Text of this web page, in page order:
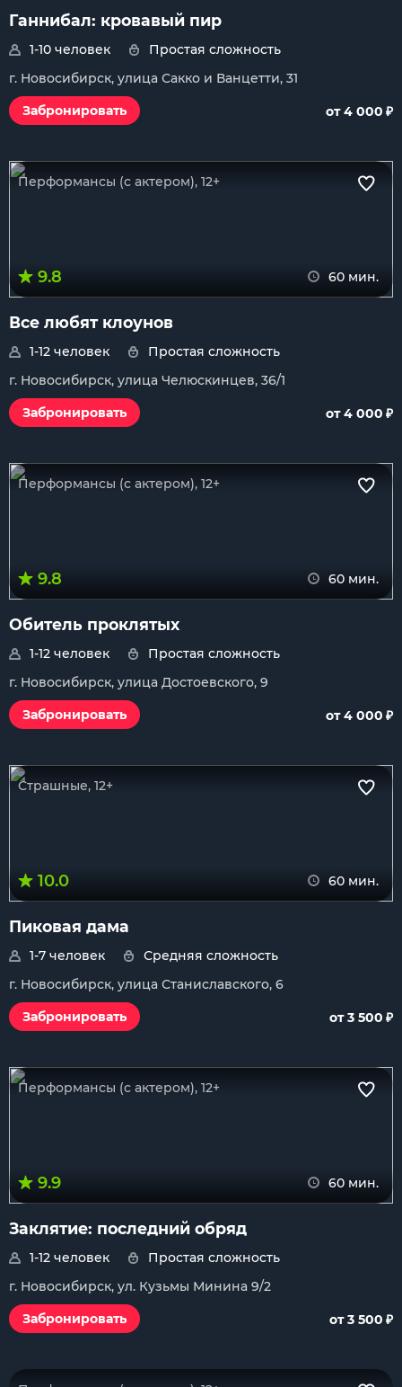
Ганнибал: кровавый пир
1-10 человек
Простая сложность
г. Новосибирск, улица Сакко и Ванцетти, 31
Забронировать
от 4 000 ₽
Перформансы (с актером), 12+
9.8 60 мин.
Все любят клоунов
1-12 человек
Простая сложность
г. Новосибирск, улица Челюскинцев, 36/1
Забронировать
от 4 000 ₽
Перформансы (с актером), 12+
9.8 60 мин.
Обитель проклятых
1-12 человек
Простая сложность
г. Новосибирск, улица Достоевского, 9
Забронировать
от 4 000 ₽
Страшные, 12+
10.0 60 мин.
Пиковая дама
1-7 человек
Средняя сложность
г. Новосибирск, улица Станиславского, 6
Забронировать
от 3 500 ₽
Перформансы (с актером), 12+
9.9 60 мин.
Заклятие: последний обряд
1-12 человек
Простая сложность
г. Новосибирск, ул. Кузьмы Минина 9/2
Забронировать
от 3 500 ₽